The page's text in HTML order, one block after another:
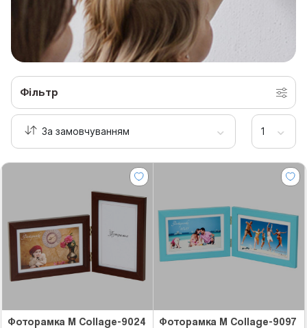
Фільтр
Фоторамка M Collage-9024
Фоторамка M Collage-9097